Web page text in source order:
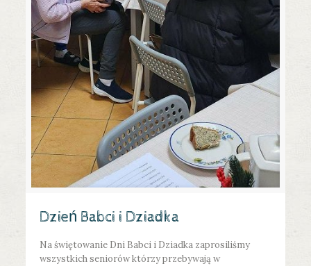
Dzień Babci i Dziadka
Na świętowanie Dni Babci i Dziadka zaprosiliśmy
wszystkich seniorów którzy przebywają w